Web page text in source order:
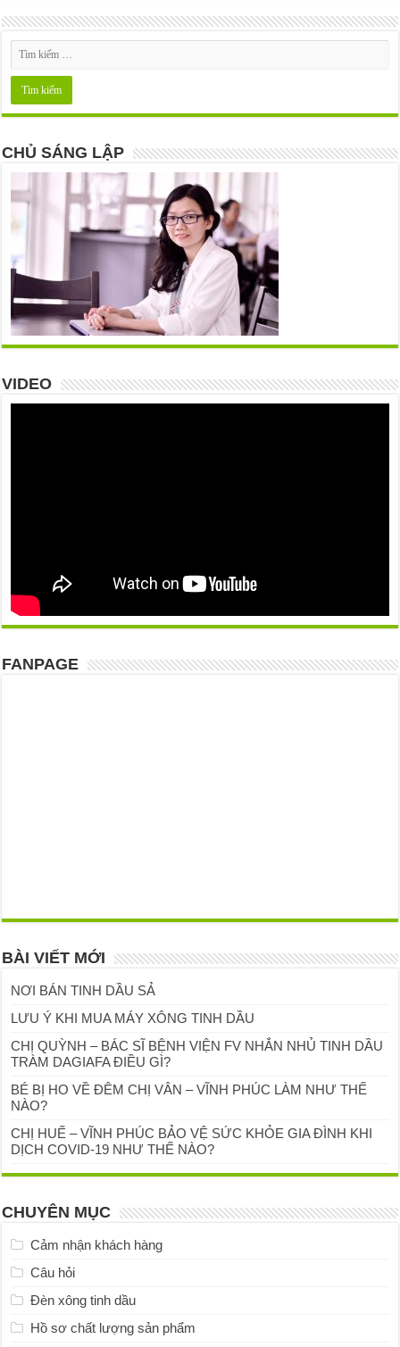
CHỦ SÁNG LẬP
VIDEO
FANPAGE
BÀI VIẾT MỚI
NƠI BÁN TINH DẦU SẢ
LƯU Ý KHI MUA MÁY XÔNG TINH DẦU
CHỊ QUỲNH – BÁC SĨ BỆNH VIỆN FV NHẮN NHỦ TINH DẦU
TRÀM DAGIAFA ĐIỀU GÌ?
BÉ BỊ HO VỀ ĐÊM CHỊ VÂN – VĨNH PHÚC LÀM NHƯ THẾ
NÀO?
CHỊ HUẾ – VĨNH PHÚC BẢO VỆ SỨC KHỎE GIA ĐÌNH KHI
DỊCH COVID-19 NHƯ THẾ NÀO?
CHUYÊN MỤC
Cảm nhận khách hàng
Câu hỏi
Đèn xông tinh dầu
Hồ sơ chất lượng sản phẩm